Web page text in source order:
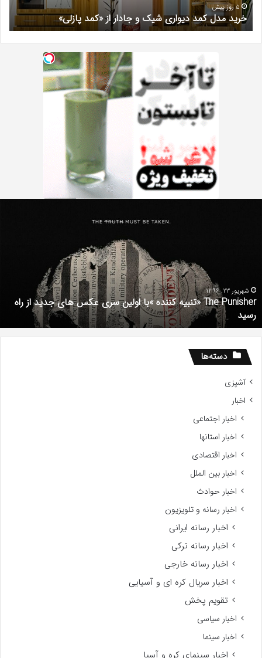
«کمد
پازلی»
5 روز پیش
خرید مدل کمد دیواری شیک و جادار از «کمد پازلی»
عکس
های
جدید
از
راه
رسید
شهریور 23, 1396
The Punisher «تنبیه کننده »با اولین سری عکس های جدید از راه
رسید
دسته‌ها
آشپزی
اخبار
اخبار اجتماعی
اخبار استانها
اخبار اقتصادی
اخبار بین الملل
اخبار حوادث
اخبار رسانه و تلویزیون
اخبار رسانه ایرانی
اخبار رسانه ترکی
اخبار رسانه خارجی
اخبار سریال کره ای و آسیایی
تقویم پخش
اخبار سیاسی
اخبار سینما
اخبار سینمای کره و آسیا